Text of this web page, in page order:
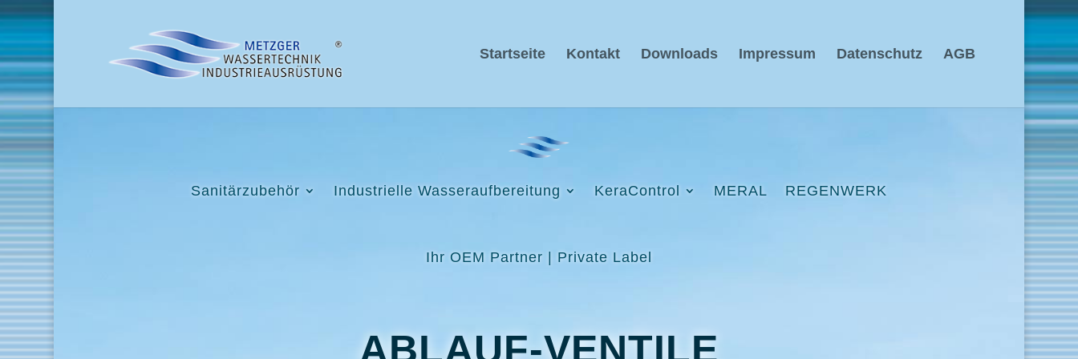
Startseite Kontakt Downloads Impressum Datenschutz AGB
Sanitärzubehör Industrielle Wasseraufbereitung KeraControl MERAL REGENWERK
Ihr OEM Partner | Private Label
ABLAUF-VENTILE